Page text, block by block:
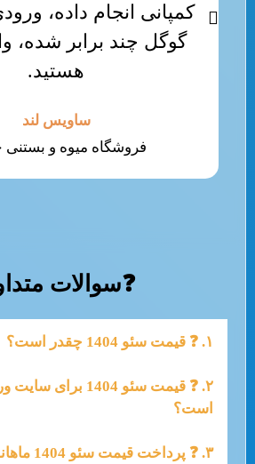
کمپانی انجام داده،
گوگل چند برابر شده،
هستید.
ساویس لند
فروشگاه میوه و
❓سوالات
۱. ❓ قیمت سئو 1404 چقدر است؟
۲. ❓ قیمت سئو 1404
است؟
۳. ❓